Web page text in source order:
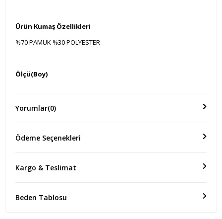
Ürün Kumaş Özellikleri
%70 PAMUK %30 POLYESTER
Ölçü(Boy)
Yorumlar(0)
Ödeme Seçenekleri
Kargo & Teslimat
Beden Tablosu